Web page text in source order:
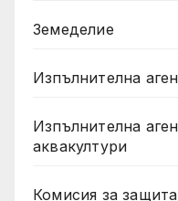
Земеделие
Изпълнителна
Изпълнителна
аквакултури
Комисия за